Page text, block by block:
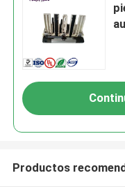
Productos